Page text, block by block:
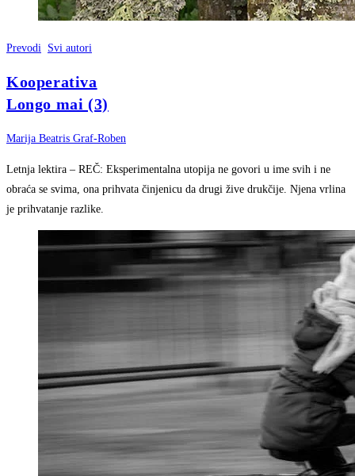
Prevodi Svi autori
Kooperativa
Longo mai (3)
Marija Beatris Graf-Roben
Letnja lektira – REČ: Eksperimentalna utopija ne govori u ime svih i ne
obraća se svima, ona prihvata činjenicu da drugi žive drukčije. Njena vrlina
je prihvatanje razlike.